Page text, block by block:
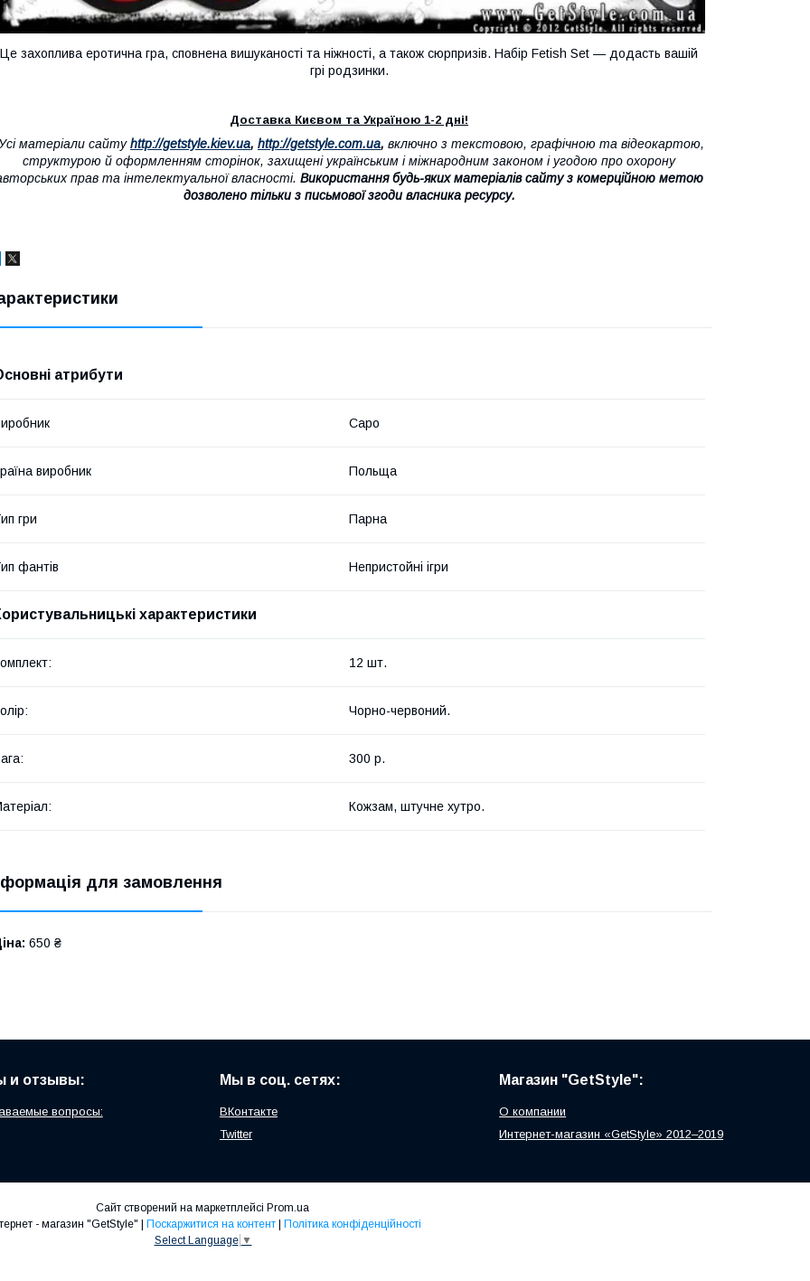
Це захоплива еротична гра, сповнена вишуканості та ніжності, а також сюрпризів. Набір Fetish Set — додасть вашій
грі родзинки.
Доставка Києвом та Україною 1-2 дні!
матеріали сайтуhttp://getstyle.kiev.ua, http://getstyle.com.ua, включно з текстовою, графічною та відеокартою,
структурою й оформленням сторінок, захищені українським і міжнародним законом і угодою про охорону
прав та інтелектуальної власності. Використання будь-яких матеріалів сайту з комерційною метою
дозволено тільки з письмової згоди власника ресурсу.
атрибути
Capo
виробник Польща
гри Парна
фантів Непристойні ігри
характеристики
12 шт.
Чорно-червоний.
300 р.
Кожзам, штучне хутро.
для замовлення
650 ₴
и отзывы:
вопросы:
Мы в соц. сетях:
ВКонтакте
Twitter
Магазин "GetStyle":
О компании
Интернет-магазин «GetStyle» 2012–2019
Сайт створений на маркетплейсі Prom.ua
Интернет - магазин "GetStyle" | Поскаржитися на контент | Політика конфіденційності
Select Language ▼